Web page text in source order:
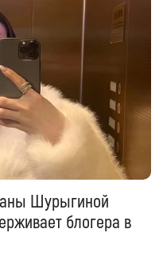
Шурыгиной
блогера в